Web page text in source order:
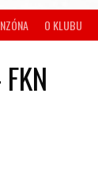
O KLUBU